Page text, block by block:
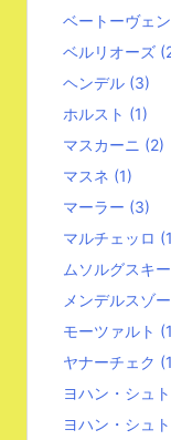
ベートーヴェン
ベルリオーズ
ヘンデル (3)
ホルスト (1)
マスカーニ (2)
マスネ (1)
マーラー (3)
マルチェッロ
ムソルグスキー
メンデルスゾ
モーツァルト
ヤナーチェク
ヨハン・シュ
ヨハン・シュ